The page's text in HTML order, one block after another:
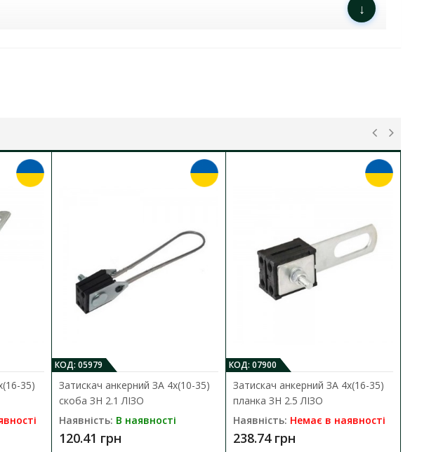
↓
35)
КОД: 05979
Затискач анкерний ЗА 4х(10-35)
скоба ЗН 2.1 ЛІЗО
Наявність: В наявності
120.41 грн
КОД: 07900
Затискач анкерний ЗА 4х(16-35)
планка ЗН 2.5 ЛІЗО
Наявність: Немає в наявності
238.74 грн